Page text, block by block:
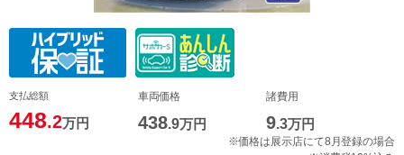
支払総額
448.2万円
車両価格
438.9万円
諸費用
9.3万円
※価格は展示店にて8月登録の場合